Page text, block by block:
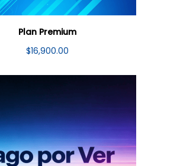
Plan Premium
$16,900.00